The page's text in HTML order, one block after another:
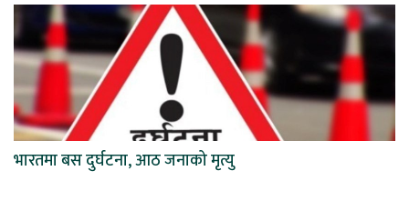
भारतमा बस दुर्घटना, आठ जनाको मृत्यु